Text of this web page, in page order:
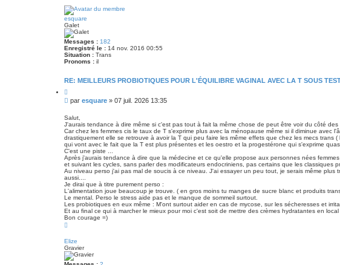
u
t
esquare
Galet
Messages : 182
Enregistré le : 14 nov. 2016 00:55
Situation : Trans
Pronoms : il
RE: MEILLEURS PROBIOTIQUES POUR L'ÉQUILIBRE VAGINAL AVEC LA T SOUS
i
t
t
i
o
n
M
s
s
a
g
e
par esquare » 07 juil. 2026 13:35
Salut,
J'aurais tendance à dire même si c'est pas tout à fait la même chose de peut être voir du côté
Car chez les femmes cis le taux de T s'exprime plus avec la ménopause même si il diminue
drastiquement elle se retrouve à avoir la T qui peu faire les même effets que chez les mecs
qui vont avec le fait que la T est plus présentes et les oestro et la progestérone qui s'exprime
C'est une piste ...
Après j'aurais tendance à dire que la médecine et ce qu'elle propose aux personnes nées
et suivant les cycles, sans parler des modificateurs endocriniens, pas certains que les classiques
Au niveau perso j'ai pas mal de soucis à ce niveau. J'ai essayer un peu tout, je serais même
aussi....
Je dirai que à titre purement perso :
L'alimentation joue beaucoup je trouve. ( en gros moins tu manges de sucre blanc et produits
Le mental. Perso le stress aide pas et le manque de sommeil surtout.
Les probiotiques en eux même : M'ont surtout aider en cas de mycose, sur les sécheresses et
Et au final ce qui à marcher le mieux pour moi c'est soit de mettre des crèmes hydratantes en
Bon courage =)
t
Elize
Gravier